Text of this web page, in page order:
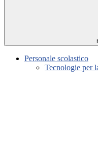
Personale scolastico
Tecnologie per